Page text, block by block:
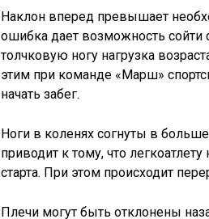
Наклон вперед превышает
ошибка дает возможность
толчковую ногу нагрузка
этим при команде «Марш»
начать забег.
Ноги в коленях согнуты в
приводит к тому, что
старта. При этом происходит
Плечи могут быть отклонены